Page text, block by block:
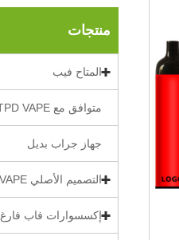
منتجات
المتاح فيب
متوافق مع TPD VAPE
جهاز جراب بديل
التصميم الأصلي VAPE وقلم VAPE
إكسسوارات فاب فارغ